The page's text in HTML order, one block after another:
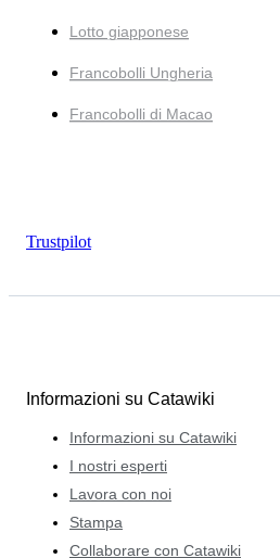
Lotto giapponese
Francobolli Ungheria
Francobolli di Macao
Trustpilot
Informazioni su Catawiki
Informazioni su Catawiki
I nostri esperti
Lavora con noi
Stampa
Collaborare con Catawiki